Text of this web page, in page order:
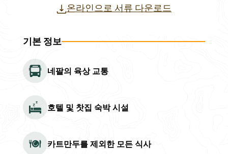
온라인으로 서류 다운로드
기본 정보
네팔의 육상 교통
호텔 및 찻집 숙박 시설
카트만두를 제외한 모든 식사